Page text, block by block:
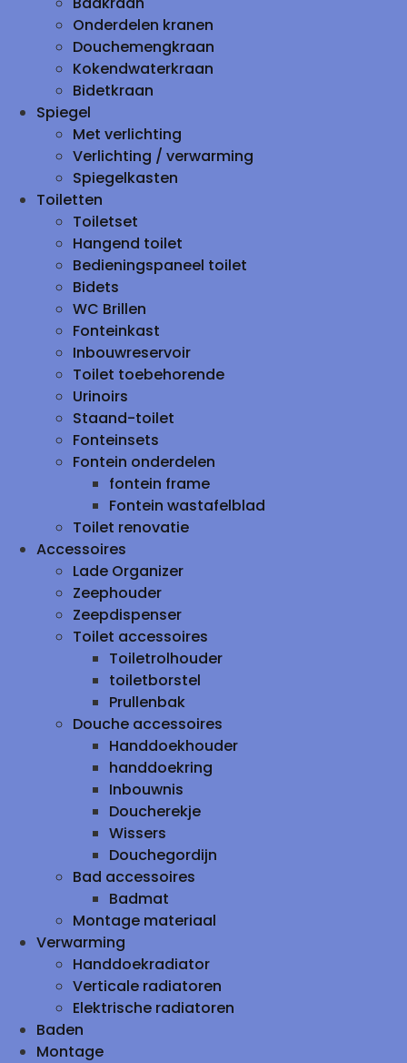
Onderdelen kranen
Douchemengkraan
Kokendwaterkraan
Bidetkraan
Spiegel
Met verlichting
Verlichting / verwarming
Spiegelkasten
Toiletten
Toiletset
Hangend toilet
Bedieningspaneel toilet
Bidets
WC Brillen
Fonteinkast
Inbouwreservoir
Toilet toebehorende
Urinoirs
Staand-toilet
Fonteinsets
Fontein onderdelen
fontein frame
Fontein wastafelblad
Toilet renovatie
Accessoires
Lade Organizer
Zeephouder
Zeepdispenser
Toilet accessoires
Toiletrolhouder
toiletborstel
Prullenbak
Douche accessoires
Handdoekhouder
handdoekring
Inbouwnis
Doucherekje
Wissers
Douchegordijn
Bad accessoires
Badmat
Montage materiaal
Verwarming
Handdoekradiator
Verticale radiatoren
Elektrische radiatoren
Baden
Montage